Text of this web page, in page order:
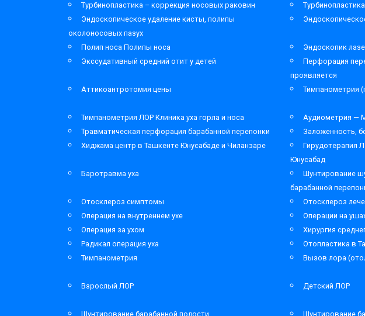
Турбинопластика – коррекция носовых раковин
Турбинопластика
Эндоскопическое удаление кисты, полипы
околоносовых пазух
Полип носа Полипы носа
Эндоскопик
Экссудативный средний отит у детей
Перфорация
проявляется
Аттикоантротомия цены Тимпанометрия
Тимпанометрия ЛОР Клиника уха горла и носа
Аудиометрия —
Травматическая перфорация барабанной перепонки
Заложенность,
Хиджама центр в Ташкенте Юнусабаде и Чиланзаре
Гирудотерапия
Юнусабад
Баротравма уха
Шунтирование
барабанной
Отосклероз симптомы Отосклероз
Операция на внутреннем ухе
Операции на
Операция за ухом
Хирургия
Радикал операция уха
Отопластика в
Тимпанометрия
Вызов лора
Взрослый ЛОР
Детский ЛОР
Шунтирование барабанной полости
Шунтирование